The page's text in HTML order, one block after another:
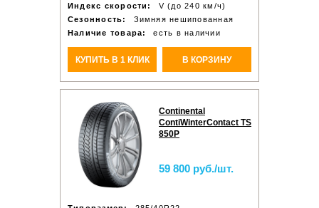
Индекс скорости:
V (до 240 км/ч)
Сезонность:
Зимняя нешипованная
Наличие товара:
есть в наличии
КУПИТЬ В 1 КЛИК В КОРЗИНУ
Continental
ContiWinterContact TS
850P
59 800 руб./шт.